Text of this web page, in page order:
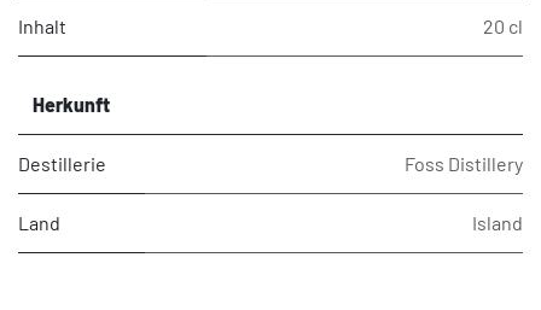
Inhalt 20 cl
Herkunft
Destillerie Foss Distillery
Land Island